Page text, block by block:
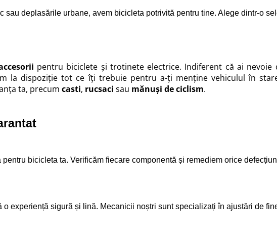
sau deplasările urbane, avem bicicleta potrivită pentru tine. Alege dintr-o
pentru biciclete și trotinete electrice. Indiferent că ai nevoie
la dispoziție tot ce îți trebuie pentru a-ți menține vehiculul în
ta, precum casti, rucsaci sau mănuși de ciclism.
bicicleta ta. Verificăm fiecare componentă și remediem orice
experiență sigură și lină. Mecanicii noștri sunt specializați în ajustări de